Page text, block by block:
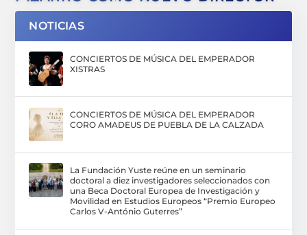
NOTICIAS
CONCIERTOS DE MÚSICA DEL EMPERADOR
XISTRAS
CONCIERTOS DE MÚSICA DEL EMPERADOR
CORO AMADEUS DE PUEBLA DE LA CALZADA
La Fundación Yuste reúne en un seminario
doctoral a diez investigadores seleccionados con
una Beca Doctoral Europea de Investigación y
Movilidad en Estudios Europeos “Premio Europeo
Carlos V-António Guterres”